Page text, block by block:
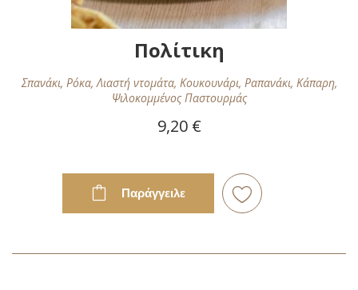
Πολίτικη
Σπανάκι, Ρόκα, Λιαστή ντομάτα, Κουκουνάρι, Ραπανάκι, Κάπαρη,
Ψιλοκομμένος Παστουρμάς
9,20 €
Παράγγειλε